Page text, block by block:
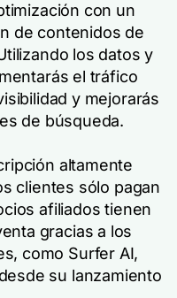
con un
de contenidos de
los datos y
el tráfico
y mejorarás
de búsqueda.
altamente
clientes sólo pagan
afiliados tienen
gracias a los
como Surfer AI,
su lanzamiento